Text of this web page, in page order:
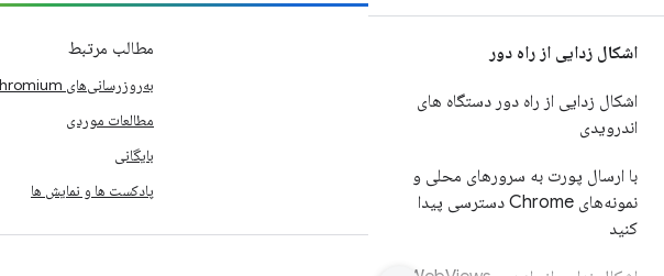
اشکال زدایی از راه دور
اشکال زدایی از راه دور دستگاه های
اندرویدی
با ارسال پورت به سرورهای محلی و
نمونه‌های Chrome دسترسی پیدا
کنید
مشارکت
مسائل باز را ببینید
مطالب مرتبط
به‌روزرسانی‌های Chromium
مطالعات موردی
بایگانی
پادکست ها و نمایش ها